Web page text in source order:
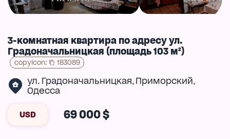
3-комнатная квартира по адресу ул.
Градоначальницкая (площадь 103 м²)
copyIcon: 183089
ул. Градоначальницкая, Приморский,
Одесса
USD 69 000 $